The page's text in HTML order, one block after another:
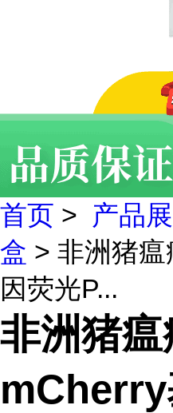
首页 > 产品
盒 > 非洲猪
因荧光P...
非洲猪瘟